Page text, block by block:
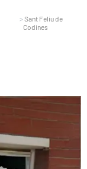
Sant Feliu de
Codines